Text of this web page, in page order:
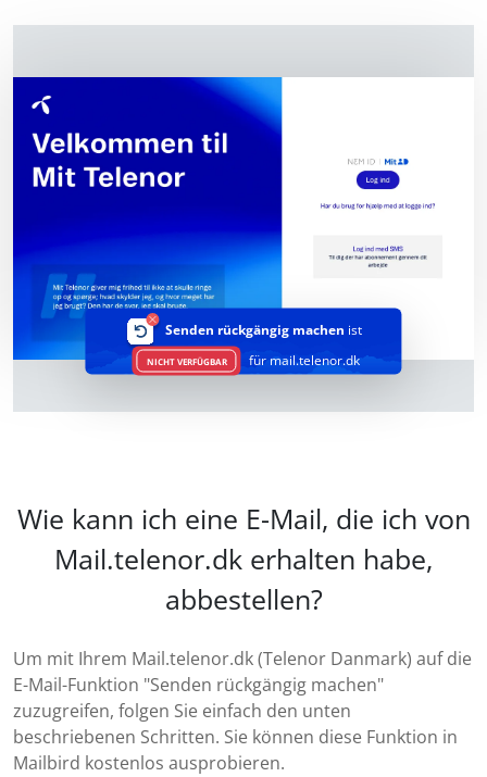
Senden rückgängig machen ist
NICHT VERFÜGBAR für mail.telenor.dk
Wie kann ich eine E-Mail, die ich von
Mail.telenor.dk erhalten habe,
abbestellen?
Um mit Ihrem Mail.telenor.dk (Telenor Danmark) auf die
E-Mail-Funktion "Senden rückgängig machen"
zuzugreifen, folgen Sie einfach den unten
beschriebenen Schritten. Sie können diese Funktion in
Mailbird kostenlos ausprobieren.